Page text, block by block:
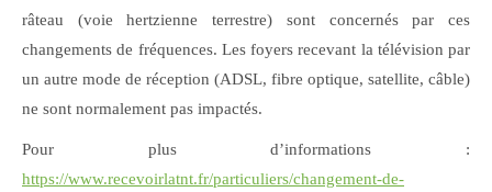
râteau (voie hertzienne terrestre) sont concernés par ces
changements de fréquences. Les foyers recevant la télévision par
un autre mode de réception (ADSL, fibre optique, satellite, câble)
ne sont normalement pas impactés.
Pour plus d’informations :
https://www.recevoirlatnt.fr/particuliers/changement-de-